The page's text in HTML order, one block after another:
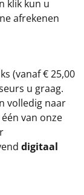
klik kun u
afrekenen
(vanaf € 25,00
u graag.
volledig naar
van onze
digitaal